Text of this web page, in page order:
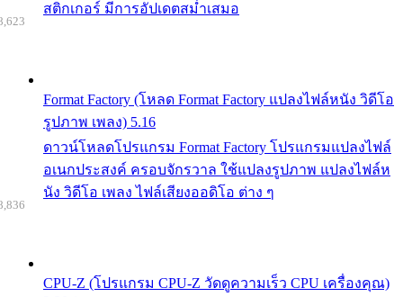
สติกเกอร์ มีการอัปเดตสม่ำเสมอ
Format Factory (โหลด Format Factory แปลงไฟล์หนัง วิดีโอ
รูปภาพ เพลง) 5.16
ดาวน์โหลดโปรแกรม Format Factory โปรแกรมแปลงไฟล์
อเนกประสงค์ ครอบจักรวาล ใช้แปลงรูปภาพ แปลงไฟล์ห
นัง วิดีโอ เพลง ไฟล์เสียงออดิโอ ต่าง ๆ
CPU-Z (โปรแกรม CPU-Z วัดดูความเร็ว CPU เครื่องคุณ)